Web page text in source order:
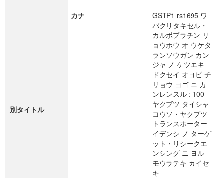
別タイトル
カナ
GSTP1 rs1695 ワ
パクリタキセル・
カルボプラチン リ
ョウホウ オ ウケタ
ランソウガン カン
ジャ ノ ケツエキ
ドクセイ オヨビ チ
リョウ ヨゴ ニ カ
ンレンスル : 100
ヤクブツ タイシャ
コウソ・ヤクブツ
トランスポーター
イデンシ ノ ターゲ
ット・リシークエ
ンシング ニ ヨル
モウラテキ カイセ
キ